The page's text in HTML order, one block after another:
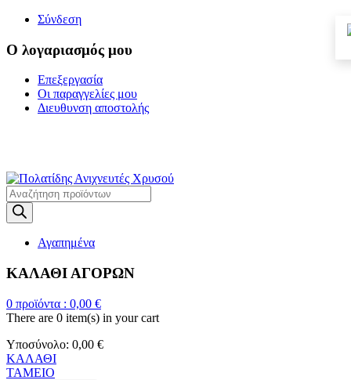
Σύνδεση
Ο λογαριασμός μου
Επεξεργασία
Οι παραγγελίες μου
Διευθυνση αποστολής
Products
search
Αγαπημένα
ΚΑΛΑΘΙ ΑΓΟΡΩΝ
0 προϊόντα : 0,00 €
There are 0 item(s) in your cart
Υποσύνολο: 0,00 €
ΚΑΛΑΘΙ
ΤΑΜΕΙΟ